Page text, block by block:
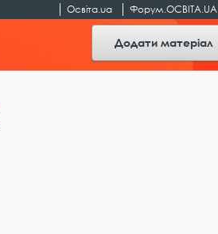
Освіта.ua Форум.ОСВІТА.UA
Додати матеріал